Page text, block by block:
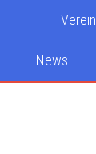
Verein
News